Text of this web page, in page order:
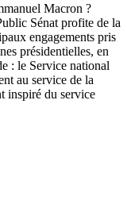
Macron ?
Sénat profite de la
engagements pris
présidentielles, en
: le Service national
au service de la
inspiré du service